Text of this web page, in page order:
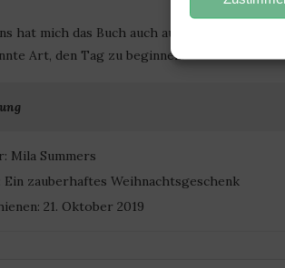
hat mich das Buch auch auf dem Weg zur
Art, den Tag zu beginnen.
Mila Summers
Ein zauberhaftes Weihnachtsgeschenk
21. Oktober 2019